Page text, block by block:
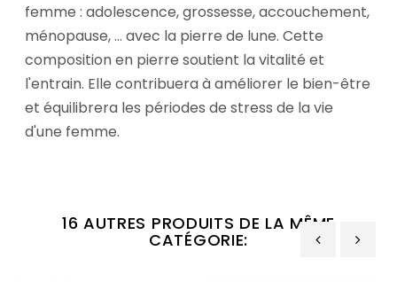
femme : adolescence, grossesse, accouchement,
ménopause, … avec la pierre de lune. Cette
composition en pierre soutient la vitalité et
l'entrain. Elle contribuera à améliorer le bien-être
et équilibrera les périodes de stress de la vie
d'une femme.
16 AUTRES PRODUITS DE LA MÊME
CATÉGORIE: